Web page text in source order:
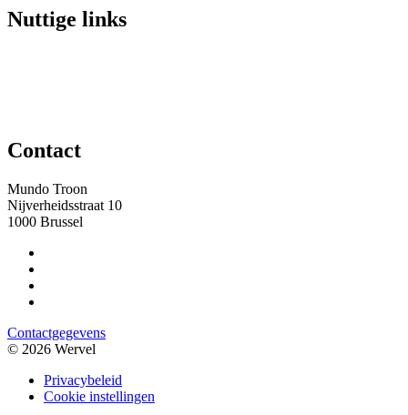
Nuttige links
Contact
Mundo Troon
Nijverheidsstraat 10
1000 Brussel
Contactgegevens
© 2026 Wervel
Privacybeleid
Cookie instellingen